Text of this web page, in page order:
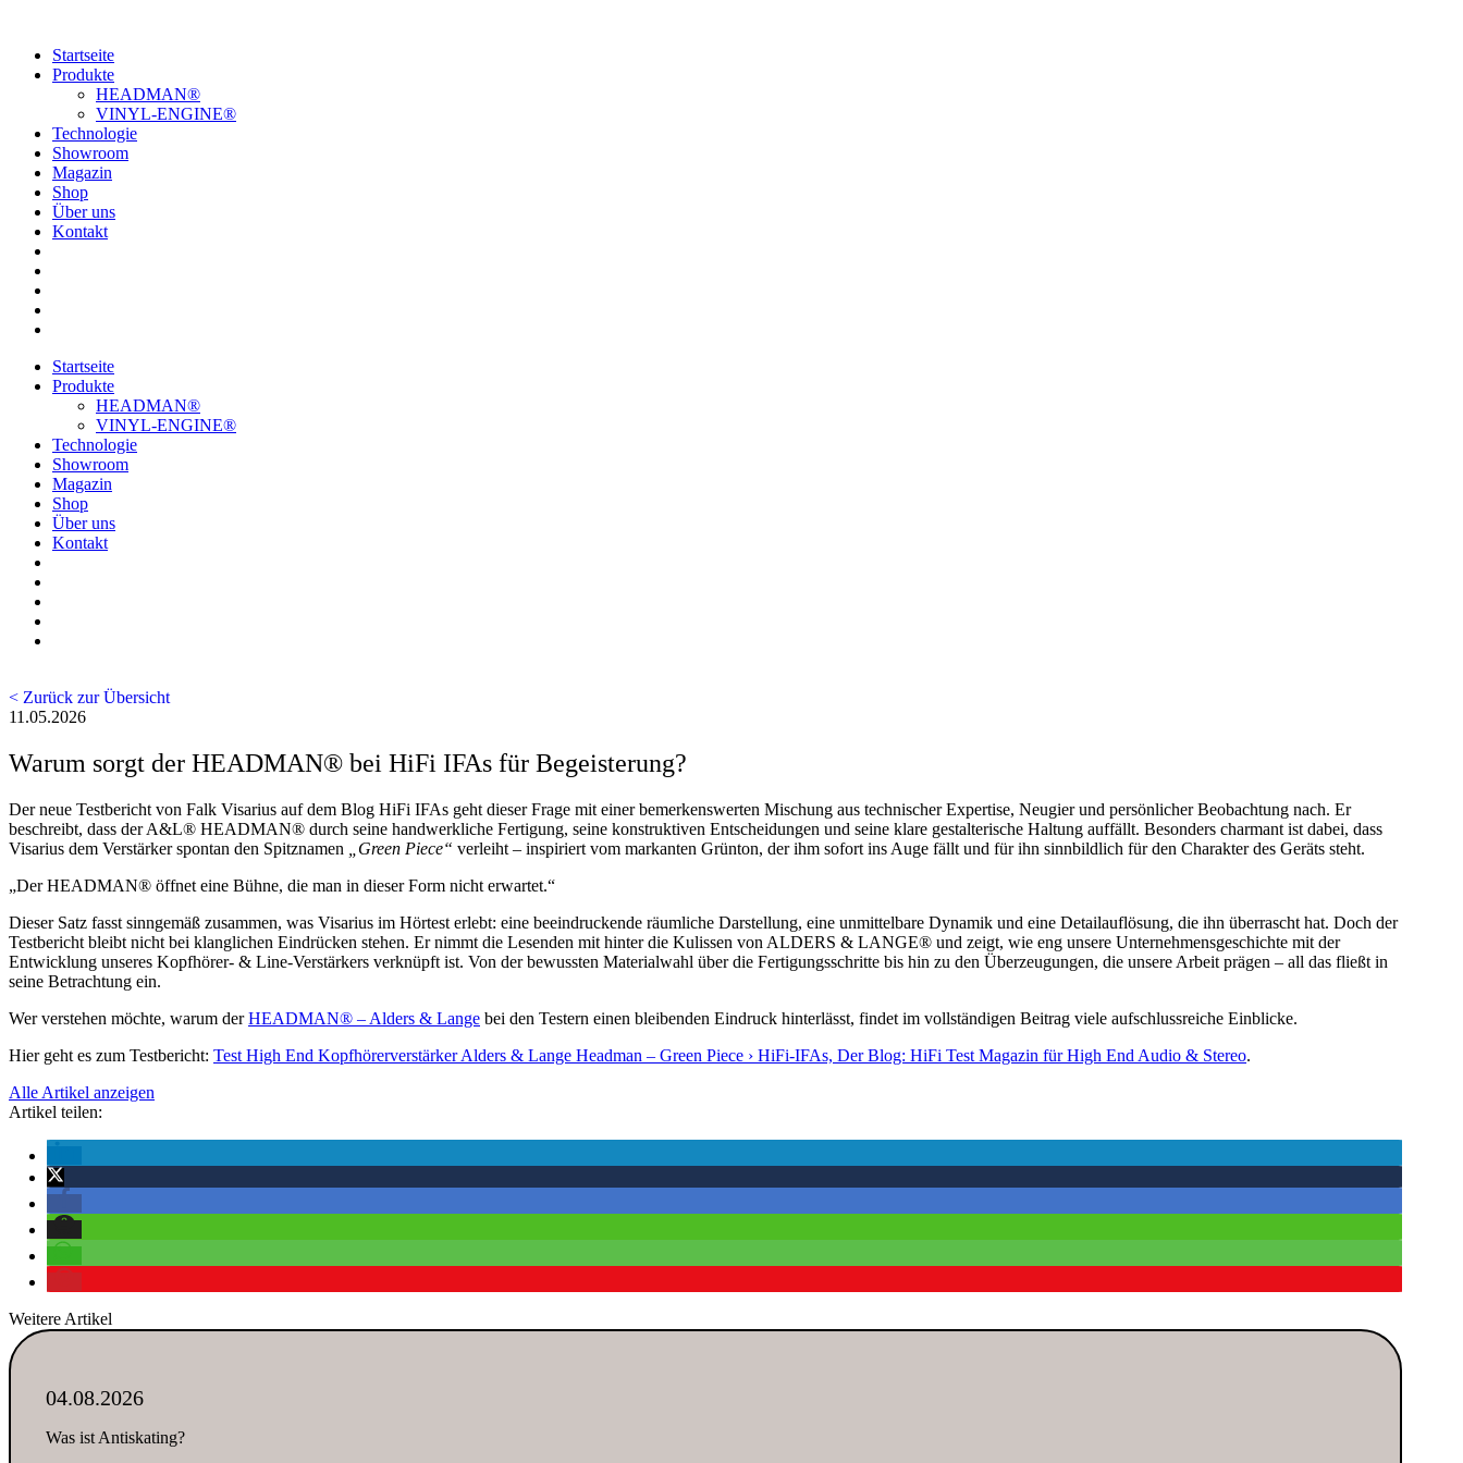
Startseite
Produkte
HEADMAN®
VINYL-ENGINE®
Technologie
Showroom
Magazin
Shop
Über uns
Kontakt
Startseite
Produkte
HEADMAN®
VINYL-ENGINE®
Technologie
Showroom
Magazin
Shop
Über uns
Kontakt
< Zurück zur Übersicht
11.05.2026
Warum sorgt der HEADMAN® bei HiFi IFAs für Begeisterung?
Der neue Testbericht von Falk Visarius auf dem Blog HiFi IFAs geht dieser Frage mit einer bemerkenswerten Mischung aus technischer Expertise, Neugier und persönlicher Beobachtung nach. Er
beschreibt, dass der A&L® HEADMAN® durch seine handwerkliche Fertigung, seine konstruktiven Entscheidungen und seine klare gestalterische Haltung auffällt. Besonders charmant ist dabei, dass
Visarius dem Verstärker spontan den Spitznamen
„Green Piece“ verleiht – inspiriert vom markanten Grünton, der ihm sofort ins Auge fällt und für ihn sinnbildlich für den Charakter des Geräts steht.
„Der HEADMAN® öffnet eine Bühne, die man in dieser Form nicht erwartet.“
Dieser Satz fasst sinngemäß zusammen, was Visarius im Hörtest erlebt: eine beeindruckende räumliche Darstellung, eine unmittelbare Dynamik und eine Detailauflösung, die ihn überrascht hat. Doch der
Testbericht bleibt nicht bei klanglichen Eindrücken stehen. Er nimmt die Lesenden mit hinter die Kulissen von ALDERS & LANGE® und zeigt, wie eng unsere Unternehmensgeschichte mit der
Entwicklung unseres Kopfhörer- & Line-Verstärkers verknüpft ist. Von der bewussten Materialwahl über die Fertigungsschritte bis hin zu den Überzeugungen, die unsere Arbeit prägen – all das fließt in
seine Betrachtung ein.
Wer verstehen möchte, warum derHEADMAN® – Alders & Lange bei den Testern einen bleibenden Eindruck hinterlässt, findet im vollständigen Beitrag viele aufschlussreiche Einblicke.
Hier geht es zum Testbericht: Test High End Kopfhörerverstärker Alders & Lange Headman – Green Piece › HiFi-IFAs, Der Blog: HiFi Test Magazin für High End Audio & Stereo.
Alle Artikel anzeigen
Artikel teilen:
Weitere Artikel
04.08.2026
Was ist Antiskating?